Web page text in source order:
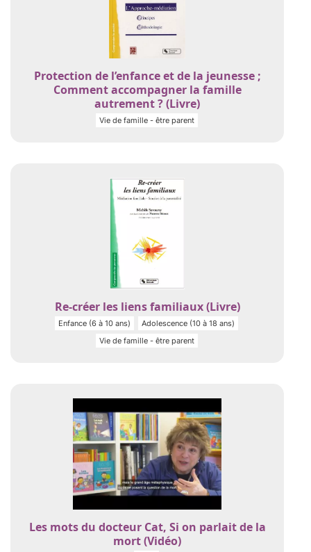
Protection de l’enfance et de la jeunesse ;
Comment accompagner la famille
autrement ? (Livre)
Vie de famille - être parent
Re-créer les liens familiaux (Livre)
Enfance (6 à 10 ans)
Adolescence (10 à 18 ans)
Vie de famille - être parent
Les mots du docteur Cat, Si on parlait de la
mort (Vidéo)